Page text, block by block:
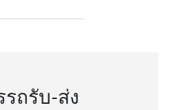
ถรับ-ส่ง